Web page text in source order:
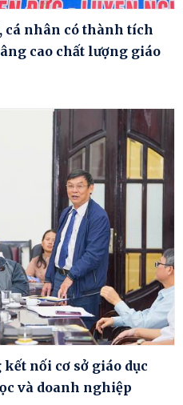
cá nhân có thành tích
cao chất lượng giáo
nối cơ sở giáo dục
và doanh nghiệp